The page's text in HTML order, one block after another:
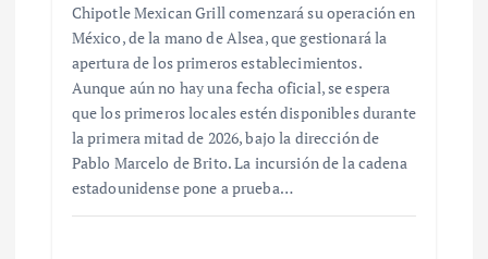
Chipotle Mexican Grill comenzará su operación en
México, de la mano de Alsea, que gestionará la
apertura de los primeros establecimientos.
Aunque aún no hay una fecha oficial, se espera
que los primeros locales estén disponibles durante
la primera mitad de 2026, bajo la dirección de
Pablo Marcelo de Brito. La incursión de la cadena
estadounidense pone a prueba…